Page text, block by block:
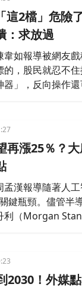
這2檔」危險
：求放過
韋如報導被網友
的，股民就忍不
器」，反向操作
再漲25％？
孟漢報導隨著人
鍵瓶頸。儘管半
利（Morgan
2030！外媒